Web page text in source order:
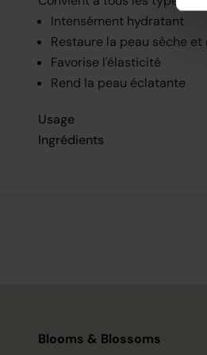
Intensément hydratant
Restaure la peau sèche et
Favorise l'élasticité
Rend la peau éclatante
Usage
Ingrédients
Blooms & Blossoms